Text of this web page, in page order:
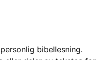
bibellesning.